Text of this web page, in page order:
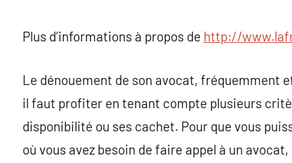
Plus d’informations à propos de http://
Le dénouement de son avocat, fréquemment
il faut profiter en tenant compte plusieurs
disponibilité ou ses cachet. Pour que vous
où vous avez besoin de faire appel à un